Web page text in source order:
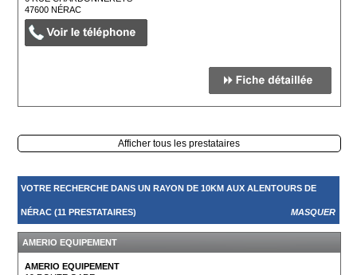
47600NÉRAC
Afficher tous les prestataires
VOTRE RECHERCHE DANS UN RAYON DE 10KM AUX ALENTOURS DE
NÉRAC (11 PRESTATAIRES) MASQUER
AMERIO EQUIPEMENT
AMERIO EQUIPEMENT